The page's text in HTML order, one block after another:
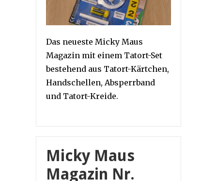
Das neueste Micky Maus
Magazin mit einem Tatort-Set
bestehend aus Tatort-Kärtchen,
Handschellen, Absperrband
und Tatort-Kreide.
Micky Maus
Magazin Nr.